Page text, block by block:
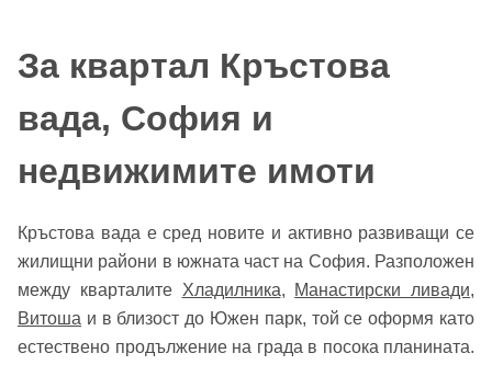
За квартал Кръстова
вада, София и
недвижимите имоти
Кръстова вада е сред новите и активно развиващи се
жилищни райони в южната част на София. Разположен
между кварталите Хладилника, Манастирски ливади,
Витоша и в близост до Южен парк, той се оформя като
естествено продължение на града в посока планината.